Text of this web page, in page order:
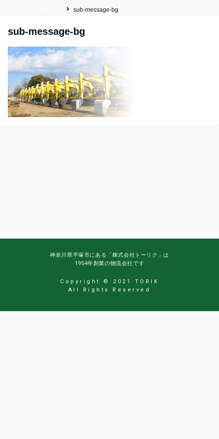
sub-message-bg
sub-message-bg
神奈川県平塚市にある「株式会社トーリク」は
1954年創業の物流会社です
Copyright © 2021 TORIK
All Rights Reserved